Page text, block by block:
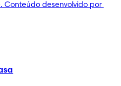
desenvolvido por